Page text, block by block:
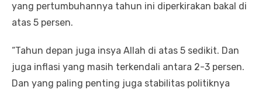
yang pertumbuhannya tahun ini diperkirakan bakal di
atas 5 persen.
“Tahun depan juga insya Allah di atas 5 sedikit. Dan
juga inflasi yang masih terkendali antara 2-3 persen.
Dan yang paling penting juga stabilitas politiknya